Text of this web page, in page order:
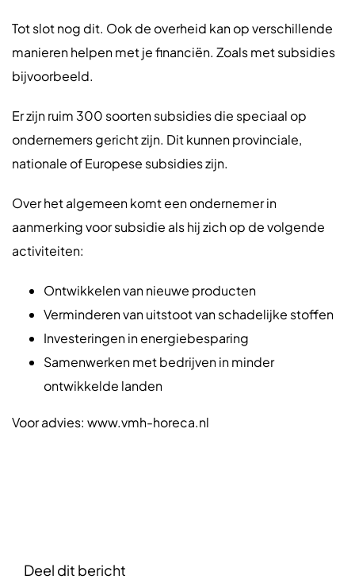
Tot slot nog dit. Ook de overheid kan op verschillende
manieren helpen met je financiën. Zoals met subsidies
bijvoorbeeld.
Er zijn ruim 300 soorten subsidies die speciaal op
ondernemers gericht zijn. Dit kunnen provinciale,
nationale of Europese subsidies zijn.
Over het algemeen komt een ondernemer in
aanmerking voor subsidie als hij zich op de volgende
activiteiten:
Ontwikkelen van nieuwe producten
Verminderen van uitstoot van schadelijke stoffen
Investeringen in energiebesparing
Samenwerken met bedrijven in minder
ontwikkelde landen
Voor advies: www.vmh-horeca.nl
Deel dit bericht